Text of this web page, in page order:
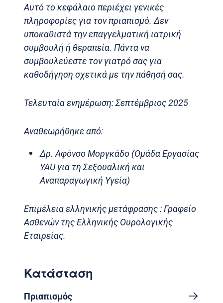
Αυτό το κεφάλαιο περιέχει γενικές
πληροφορίες για τον πριαπισμό. Δεν
υποκαθιστά την επαγγελματική ιατρική
συμβουλή ή θεραπεία. Πάντα να
συμβουλεύεστε τον γιατρό σας για
καθοδήγηση σχετικά με την πάθησή σας.
Τελευταία ενημέρωση: Σεπτέμβριος 2025
Αναθεωρήθηκε από:
Δρ. Αφόνσο Μοργκάδο (Ομάδα Εργασίας
YAU για τη Σεξουαλική και
Αναπαραγωγική Υγεία)
Επιμέλεια ελληνικής μετάφρασης : Γραφείο
Ασθενών της Ελληνικής Ουρολογικής
Εταιρείας.
Κατάσταση
Πριαπισμός